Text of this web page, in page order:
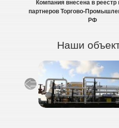
Компания внесена в
партнеров Торгово-
РФ
Наши